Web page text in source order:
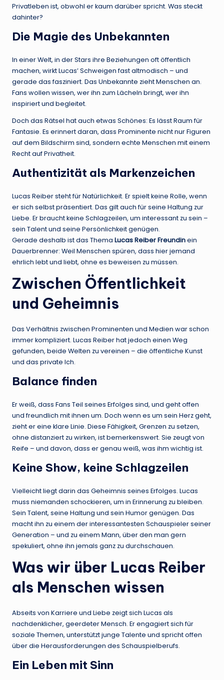
Privatleben ist, obwohl er kaum darüber spricht. Was steckt
dahinter?
Die Magie des Unbekannten
In einer Welt, in der Stars ihre Beziehungen oft öffentlich
machen, wirkt Lucas’ Schweigen fast altmodisch – und
gerade das fasziniert. Das Unbekannte zieht Menschen an.
Fans wollen wissen, wer ihn zum Lächeln bringt, wer ihn
inspiriert und begleitet.
Doch das Rätsel hat auch etwas Schönes: Es lässt Raum für
Fantasie. Es erinnert daran, dass Prominente nicht nur Figuren
auf dem Bildschirm sind, sondern echte Menschen mit einem
Recht auf Privatheit.
Authentizität als Markenzeichen
Lucas Reiber steht für Natürlichkeit. Er spielt keine Rolle, wenn
er sich selbst präsentiert. Das gilt auch für seine Haltung zur
Liebe. Er braucht keine Schlagzeilen, um interessant zu sein –
sein Talent und seine Persönlichkeit genügen.
Gerade deshalb ist das Thema Lucas Reiber Freundinein
Dauerbrenner: Weil Menschen spüren, dass hier jemand
ehrlich lebt und liebt, ohne es beweisen zu müssen.
Zwischen Öffentlichkeit
und Geheimnis
Das Verhältnis zwischen Prominenten und Medien war schon
immer kompliziert. Lucas Reiber hat jedoch einen Weg
gefunden, beide Welten zu vereinen – die öffentliche Kunst
und das private Ich.
Balance finden
Er weiß, dass Fans Teil seines Erfolges sind, und geht offen
und freundlich mit ihnen um. Doch wenn es um sein Herz geht,
zieht er eine klare Linie. Diese Fähigkeit, Grenzen zu setzen,
ohne distanziert zu wirken, ist bemerkenswert. Sie zeugt von
Reife – und davon, dass er genau weiß, was ihm wichtig ist.
Keine Show, keine Schlagzeilen
Vielleicht liegt darin das Geheimnis seines Erfolges. Lucas
muss niemanden schockieren, um in Erinnerung zu bleiben.
Sein Talent, seine Haltung und sein Humor genügen. Das
macht ihn zu einem der interessantesten Schauspieler seiner
Generation – und zu einem Mann, über den man gern
spekuliert, ohne ihn jemals ganz zu durchschauen.
Was wir über Lucas Reiber
als Menschen wissen
Abseits von Karriere und Liebe zeigt sich Lucas als
nachdenklicher, geerdeter Mensch. Er engagiert sich für
soziale Themen, unterstützt junge Talente und spricht offen
über die Herausforderungen des Schauspielberufs.
Ein Leben mit Sinn